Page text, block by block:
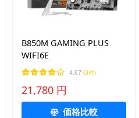
B850M GAMING PLUS
WIFI6E
4.67 (3件)
21,780 円
価格比較